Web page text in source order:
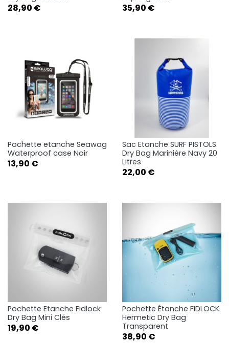
Prix
28,90 € Prix
35,90 €
Pochette etanche Seawag
Waterproof case Noir
Prix
13,90 €
Sac Etanche SURF PISTOLS
Dry Bag Marinière Navy 20
Litres
Prix
22,00 €
Pochette Etanche Fidlock
Dry Bag Mini Clés
Prix
19,90 €
Pochette Étanche FIDLOCK
Hermetic Dry Bag
Transparent
Prix
38,90 €